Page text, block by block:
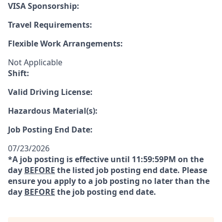
VISA Sponsorship:
Travel Requirements:
Flexible Work Arrangements:
Not Applicable
Shift:
Valid Driving License:
Hazardous Material(s):
Job Posting End Date:
07/23/2026
*A job posting is effective until 11:59:59PM on the
day BEFORE the listed job posting end date. Please
ensure you apply to a job posting no later than the
day BEFORE the job posting end date.